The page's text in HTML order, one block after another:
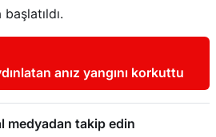
anız yangını korkuttu
medyadan takip edin